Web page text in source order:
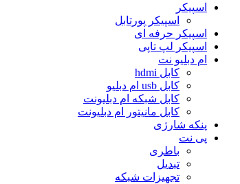
اسپیکر
اسپیکر پورتابل
اسپیکر حرفه ای
اسپیکر لپ تاپی
ام دبلیو نت
کابل hdmi
کابل usb ام دبلیو
کابل شبکه ام دبلیونت
کابل مانیتور ام دبلیونت
پنکه شارژی
پی نت
باطری
تبدیل
تجهیزات شبکه